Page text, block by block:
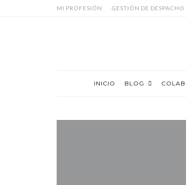
MI PROFESIÓN GESTIÓN DE DESPACHO
INICIO BLOG